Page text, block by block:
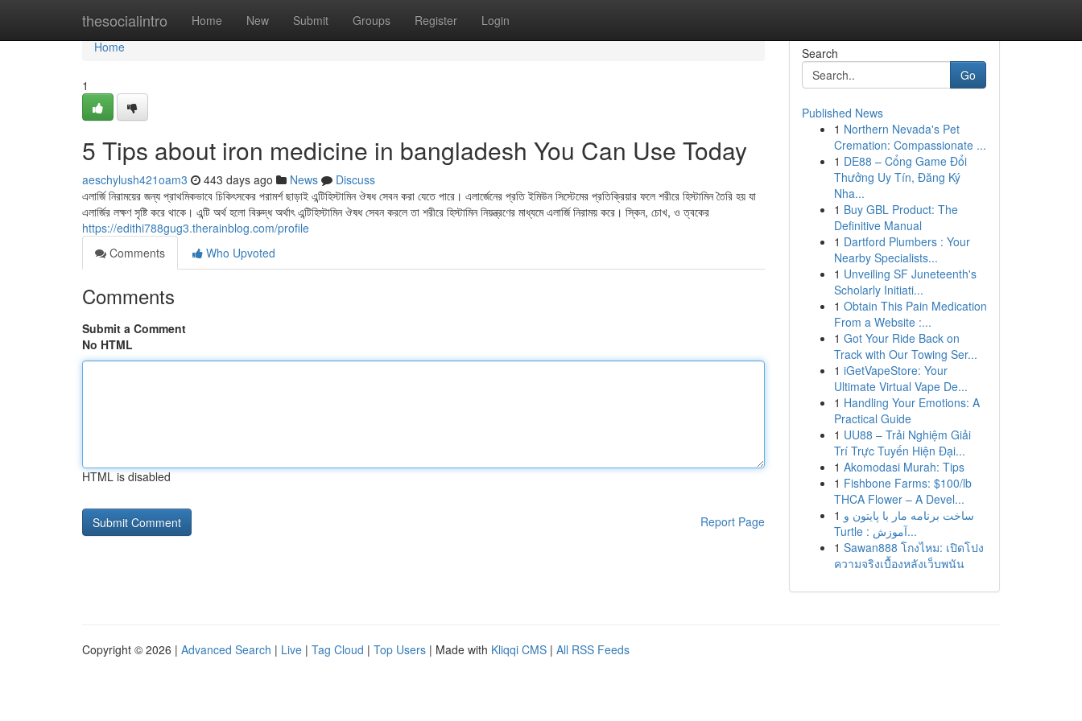
thesocialintro Home New Submit Groups Register Login
Home
Home
1
5 Tips about iron medicine in bangladesh You Can Use Today
aeschylush421oam3 443 days ago News
Discuss
এলার্জি নিরাময়ের জন্য প্রাথমিকভাবে চিকিৎসকের পরামর্শ ছাড়াই এন্টিহিস্টামিন ঔষধ সেবন করা যেতে পারে। এলার্জেনের প্রতি ইমিউন সিস্টেমের প্রতিক্রিয়ার ফলে শরীরে হিস্টামিন তৈরি হয় যা
এলার্জির লক্ষণ সৃষ্টি করে থাকে। এন্টি অর্থ হলো বিরুদ্ধ অর্থাৎ এন্টিহিস্টামিন ঔষধ সেবন করলে তা শরীরে হিস্টামিন নিয়ন্ত্রণের মাধ্যমে এলার্জি নিরাময় করে। স্কিন, চোখ, ও ত্বকের
https://edithi788gug3.therainblog.com/profile
Comments
Who Upvoted
Comments
Submit a Comment
No HTML
HTML is disabled
Report Page
Search
Go
Published News
1 Northern Nevada's Pet
Cremation: Compassionate ...
1 DE88 – Cổng Game Đổi
Thưởng Uy Tín, Đăng Ký
Nha...
1 Buy GBL Product: The
Definitive Manual
1 Dartford Plumbers : Your
Nearby Specialists...
1 Unveiling SF Juneteenth's
Scholarly Initiati...
1 Obtain This Pain Medication
From a Website :...
1 Got Your Ride Back on
Track with Our Towing Ser...
1 iGetVapeStore: Your
Ultimate Virtual Vape De...
1 Handling Your Emotions: A
Practical Guide
1 UU88 – Trải Nghiệm Giải
Trí Trực Tuyến Hiện Đại...
1 Akomodasi Murah: Tips
1 Fishbone Farms: $100/lb
THCA Flower – A Devel...
1 ساخت برنامه مار با پایتون و
Turtle : آموزش...
1 Sawan888 โกงไหม: เปิดโปง
ความจริงเบื้องหลังเว็บพนัน
Copyright © 2026 | Advanced Search | Live | Tag Cloud | Top Users | Made with Kliqqi CMS | All RSS Feeds